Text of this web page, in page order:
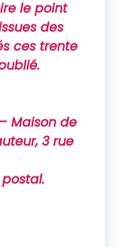
le point
des
ces trente
Maison de
3 rue